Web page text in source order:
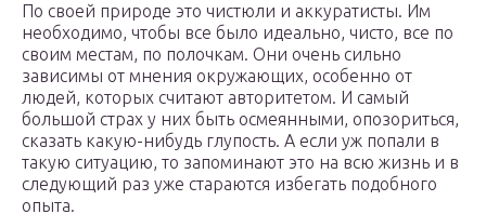
По своей природе это чистюли и аккуратисты. Им
необходимо, чтобы все было идеально, чисто, все по
своим местам, по полочкам. Они очень сильно
зависимы от мнения окружающих, особенно от
людей, которых считают авторитетом. И самый
большой страх у них быть осмеянными, опозориться,
сказать какую-нибудь глупость. А если уж попали в
такую ситуацию, то запоминают это на всю жизнь и в
следующий раз уже стараются избегать подобного
опыта.